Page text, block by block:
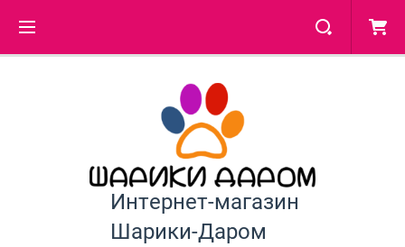
Интернет-магазин
Шарики-Даром